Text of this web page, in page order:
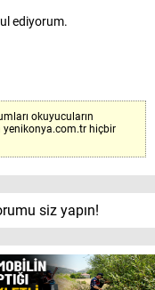
ediyorum.
okuyucuların
yenikonya.com.tr hiçbir
siz yapın!